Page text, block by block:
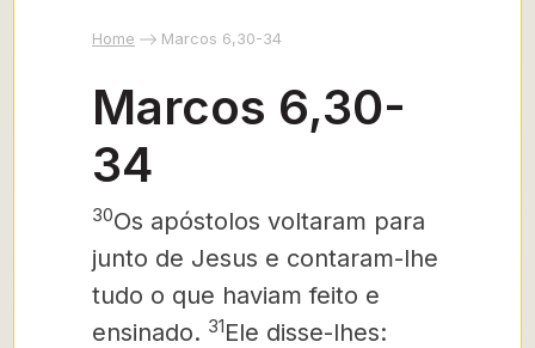
Home Marcos 6,30-34
Marcos 6,30-
34
30Os apóstolos voltaram para
junto de Jesus e contaram-lhe
tudo o que haviam feito e
ensinado. 31Ele disse-lhes: